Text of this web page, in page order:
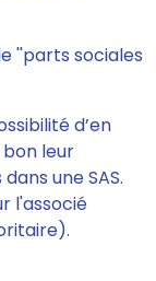
''parts sociales
d’en
leur
une SAS.
l'associé